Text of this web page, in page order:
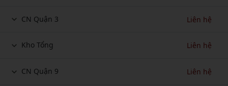
CN Quận 3 Liên hệ
Kho Tổng Liên hệ
CN Quận 9 Liên hệ